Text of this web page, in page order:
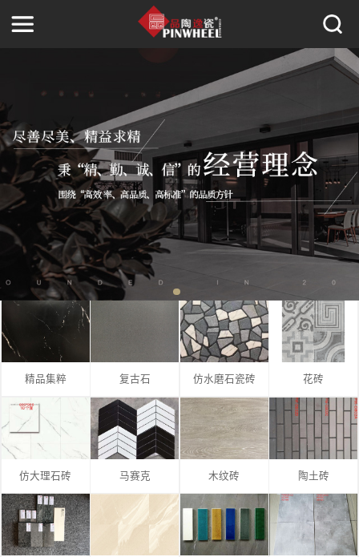
精品集粹 复古石 仿水磨石瓷砖 花砖
仿大理石砖 马赛克 木纹砖 陶土砖